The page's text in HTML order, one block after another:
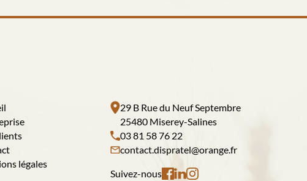
légales
29 B Rue du Neuf Septembre
25480 Miserey-Salines
03 81 58 76 22
contact.dispratel@orange.fr
Suivez-nous